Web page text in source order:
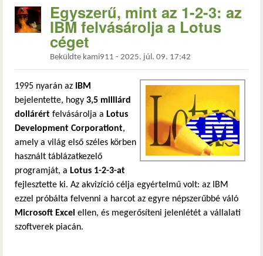
Egyszerű, mint az 1-2-3: az
IBM felvásárolja a Lotus
céget
Beküldte kami911 - 2025. júl. 09. 17:42
1995 nyarán az IBM
bejelentette, hogy 3,5 milliárd
dollárért felvásárolja a Lotus
Development Corporationt,
amely a világ első széles körben
használt táblázatkezelő
programját, a Lotus 1-2-3-at
fejlesztette ki. Az akvizíció célja egyértelmű volt: az IBM
ezzel próbálta felvenni a harcot az egyre népszerűbbé váló
Microsoft Excel ellen, és megerősíteni jelenlétét a vállalati
szoftverek piacán.